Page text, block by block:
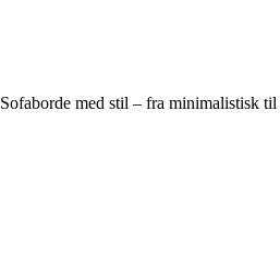
Sofaborde med stil – fra minimalistisk